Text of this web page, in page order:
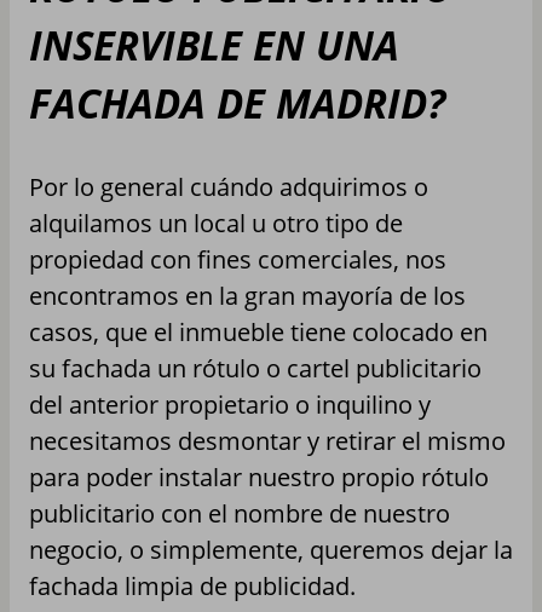
INSERVIBLE EN UNA
FACHADA DE MADRID?
Por lo general cuándo adquirimos o
alquilamos un local u otro tipo de
propiedad con fines comerciales, nos
encontramos en la gran mayoría de los
casos, que el inmueble tiene colocado en
su fachada un rótulo o cartel publicitario
del anterior propietario o inquilino y
necesitamos desmontar y retirar el mismo
para poder instalar nuestro propio rótulo
publicitario con el nombre de nuestro
negocio, o simplemente, queremos dejar la
fachada limpia de publicidad.